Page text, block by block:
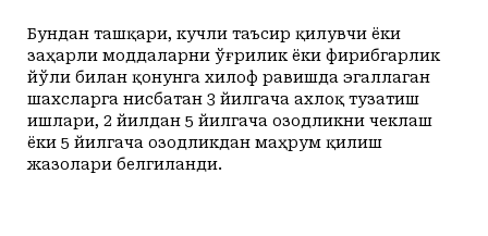
Бундан ташқари, кучли таъсир қилувчи ёки
заҳарли моддаларни ўғрилик ёки фирибгарлик
йўли билан қонунга хилоф равишда эгаллаган
шахсларга нисбатан 3 йилгача ахлоқ тузатиш
ишлари, 2 йилдан 5 йилгача озодликни чеклаш
ёки 5 йилгача озодликдан маҳрум қилиш
жазолари белгиланди.